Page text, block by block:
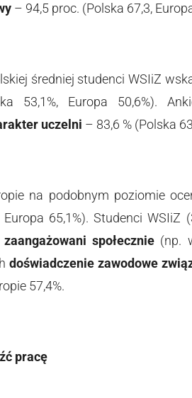
– 94,5 proc. (Polska 67,3,
średniej studenci WSIiZ
53,1%, Europa 50,6%).
uczelni – 83,6 % (Polska
na podobnym poziomie
Europa 65,1%). Studenci
zaangażowani społecznie (np.
doświadczenie zawodowe
57,4%.
pracę